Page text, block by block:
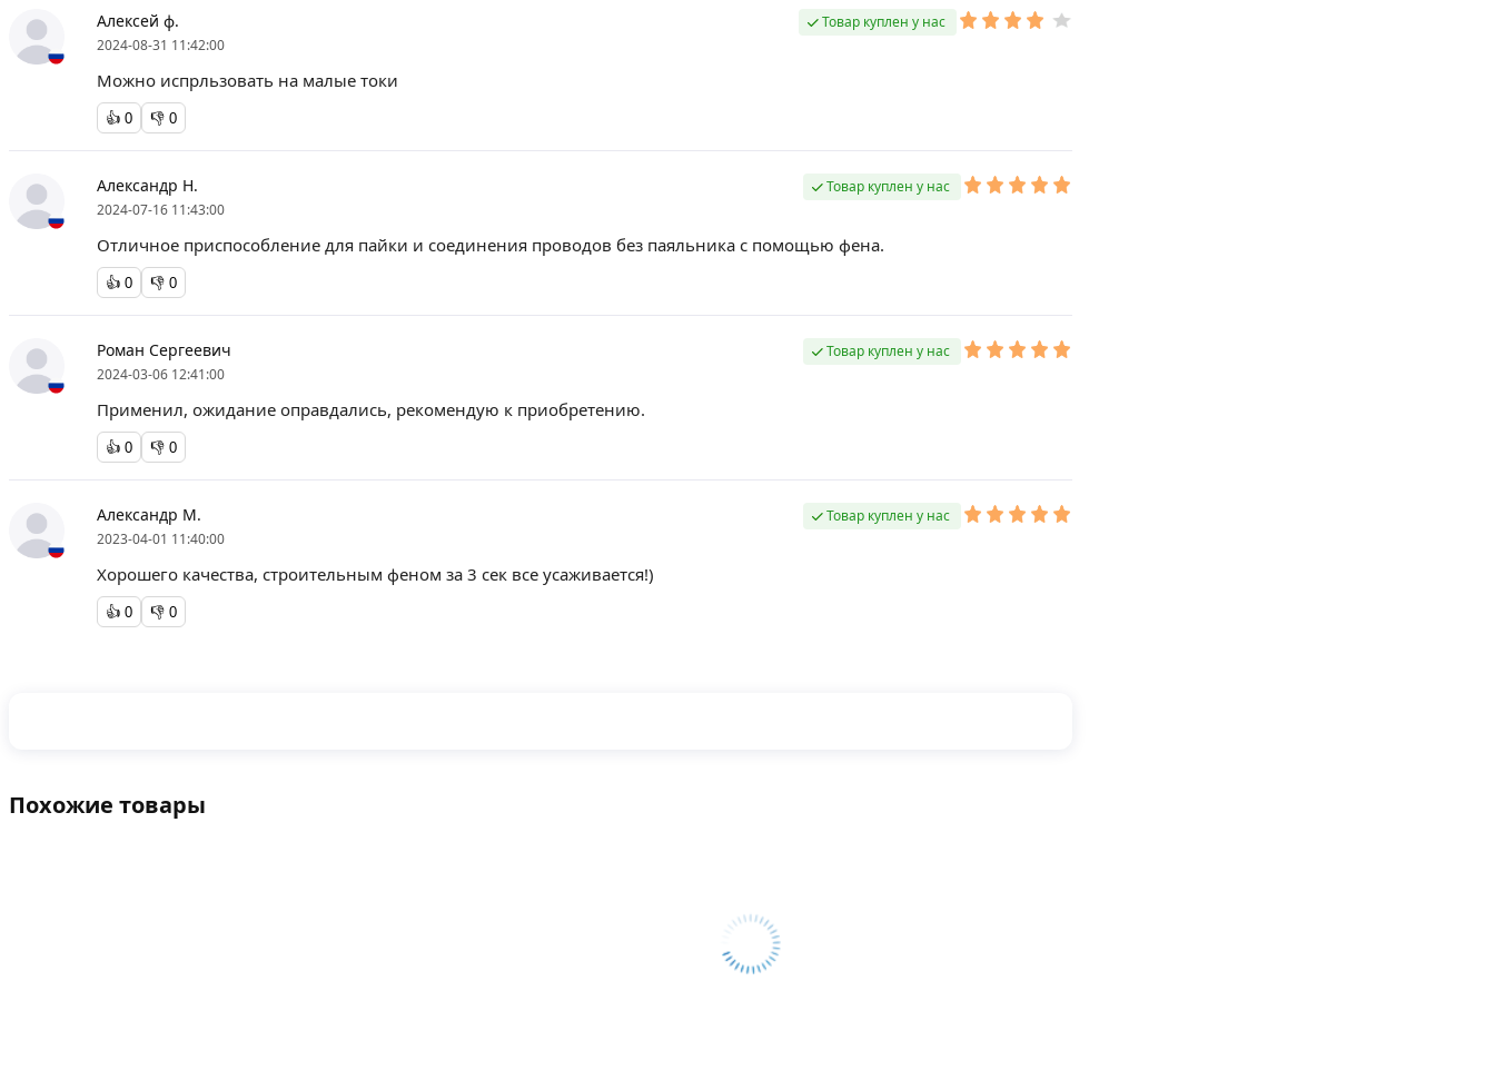
Алексей ф.
2024-08-31 11:42:00
Товар куплен у нас
Можно испрльзовать на малые токи
👍 0 👎 0
Александр Н.
2024-07-16 11:43:00
Товар куплен у нас
Отличное приспособление для пайки и соединения проводов без паяльника с помощью фена.
👍 0 👎 0
Роман Сергеевич
2024-03-06 12:41:00
Товар куплен у нас
Применил, ожидание оправдались, рекомендую к приобретению.
👍 0 👎 0
Александр М.
2023-04-01 11:40:00
Товар куплен у нас
Хорошего качества, строительным феном за 3 сек все усаживается!)
👍 0 👎 0
Похожие товары